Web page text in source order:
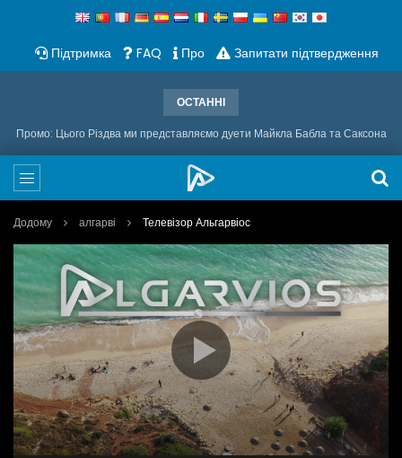
Підтримка FAQ Про Запитати підтвердження
ОСТАННІ
Промо: Цього Різдва ми представляємо дуети Майкла Бабла та Саксона
Додому алгарві Телевізор Альгарвіос
Video
Player
Media error: Format(s) not supported or source(s) not found
Download File: https://tv.algarvios.pt/hls/stream.m3u8